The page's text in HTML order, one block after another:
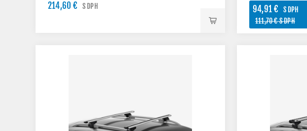
214,60 € S DPH 94,91 €
S DPH
111,70 € S DPH